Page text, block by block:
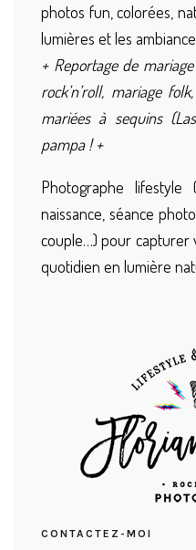
photos fun, colorées,
lumières et les
+ Reportage de
rock’n’roll, mariage
mariées à sequins
pampa ! +
Photographe lifestyle
naissance, séance
couple…) pour capturer
quotidien en lumière
CONTACTEZ-MOI